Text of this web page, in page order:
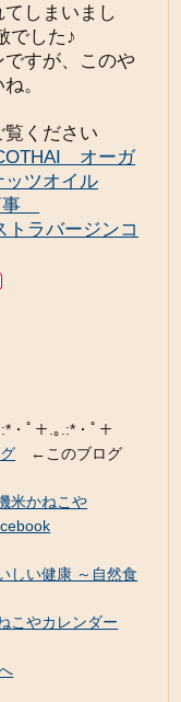
しまいまし
でした♪
すが、このや
。
ください
オーガ
ッツオイル
事
ラバージンコ
・ﾟ＋.｡.:*・ﾟ＋
←このブログ
米かねこや
い健康 ～自然食
こやカレンダー